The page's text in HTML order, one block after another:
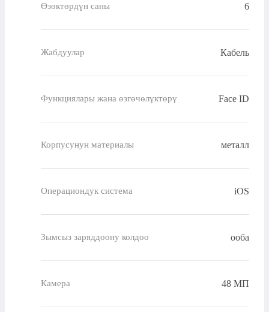
Өзөктөрдүн саны 6
Жабдуулар Кабель
Функциялары жана өзгөчөлүктөрү Face ID
Корпусунун материалы металл
Операциондук система iOS
Зымсыз заряддоону колдоо ооба
Камера 48 МП